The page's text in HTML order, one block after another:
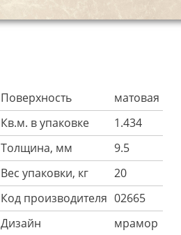
Поверхность
матовая
Кв.м. в упаковке
1.434
Толщина, мм
9.5
Вес упаковки, кг
20
Код производителя 02665
Дизайн
мрамор